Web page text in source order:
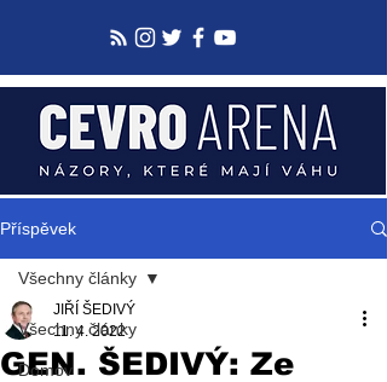
Příspěvek
Všechny články
Domov
Všechny články
GEN. ŠEDIVÝ: Ze
JIŘÍ ŠEDIVÝ
11. 4. 2022